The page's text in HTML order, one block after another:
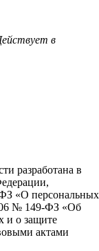
в
разработана в
«О персональных
№ 149-ФЗ «Об
и о защите
актами